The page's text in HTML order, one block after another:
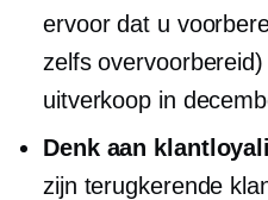
ervoor dat u
zelfs
uitverkoop in
Denk aan
zijn terugkerende